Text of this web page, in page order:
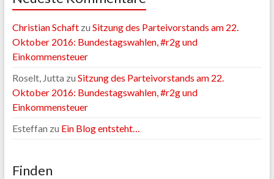
Christian Schaftzu Sitzung des Parteivorstands am 22.
Oktober 2016: Bundestagswahlen, #r2g und
Einkommensteuer
Roselt, Jutta zu Sitzung des Parteivorstands am 22.
Oktober 2016: Bundestagswahlen, #r2g und
Einkommensteuer
Esteffan zu Ein Blog entsteht…
Finden